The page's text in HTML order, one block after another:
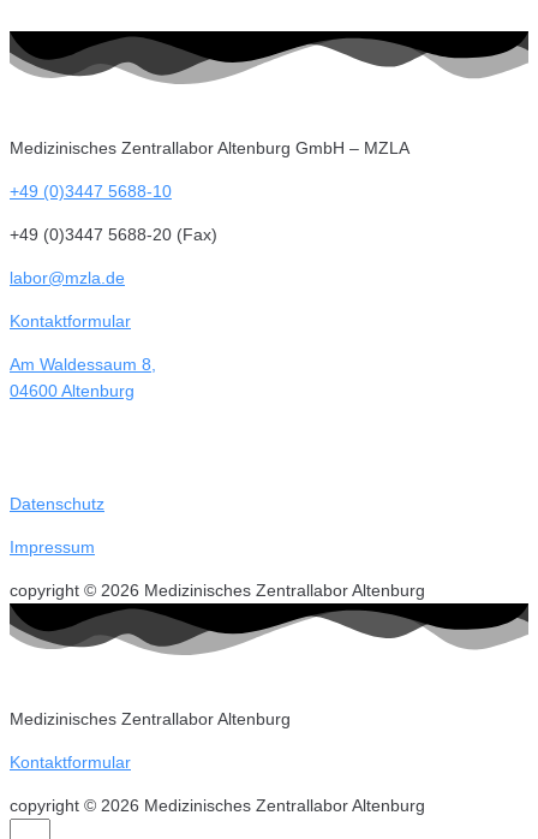
Medizinisches Zentrallabor Altenburg GmbH – MZLA
+49 (0)3447 5688-10
+49 (0)3447 5688-20 (Fax)
labor@mzla.de
Kontaktformular
Am Waldessaum 8,
04600 Altenburg
Datenschutz
Impressum
copyright © 2026 Medizinisches Zentrallabor Altenburg
Medizinisches Zentrallabor Altenburg
Kontaktformular
copyright © 2026 Medizinisches Zentrallabor Altenburg